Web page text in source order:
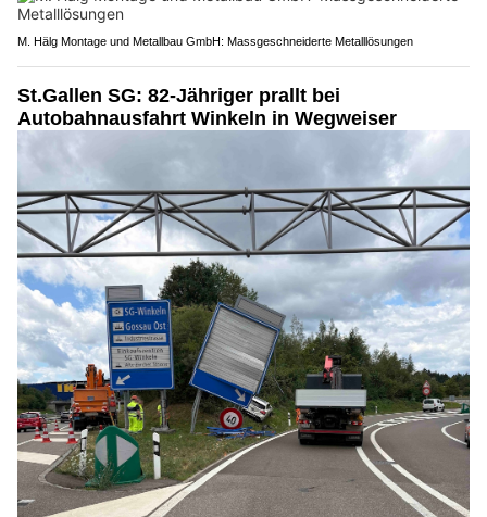
M. Hälg Montage und Metallbau GmbH: Massgeschneiderte Metalllösungen
St.Gallen SG: 82-Jähriger prallt bei
Autobahnausfahrt Winkeln in Wegweiser